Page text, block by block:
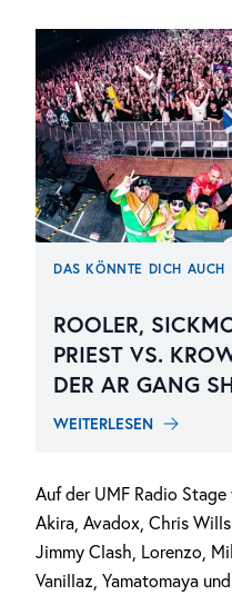
DAS KÖNNTE DICH AUCH
ROOLER,
PRIEST VS.
DER AR GANG
WEITERLESEN
Auf der UMF Radio
Akira, Avadox, Chris
Jimmy Clash, Lorenzo,
Vanillaz, Yamatomaya